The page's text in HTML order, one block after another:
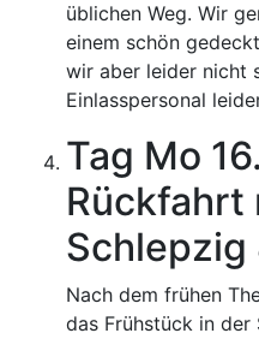
üblichen Weg. Wir
einem schön
wir aber leider nicht
Einlasspersonal
Tag Mo
Rückfahrt
Schlepzig
Nach dem frühen
das Frühstück in der